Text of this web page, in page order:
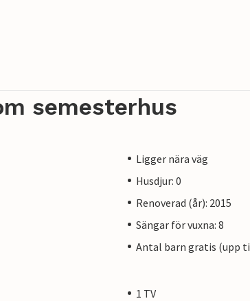
semesterhus
Ligger nära väg
Husdjur: 0
Renoverad (år): 2015
Sängar för vuxna: 8
Antal barn gratis (upp
1 TV